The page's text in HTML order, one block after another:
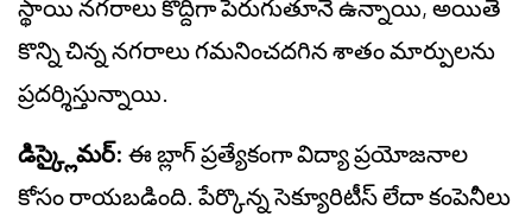
స్థాయి నగరాలు కొద్దిగా పెరుగుతూనే ఉన్నాయి, అయితే
కొన్ని చిన్న నగరాలు గమనించదగిన శాతం మార్పులను
ప్రదర్శిస్తున్నాయి.
డిస్క్లైమర్: ఈ బ్లాగ్ ప్రత్యేకంగా విద్యా ప్రయోజనాల
కోసం రాయబడింది. పేర్కొన్న సెక్యూరిటీస్ లేదా కంపెనీలు